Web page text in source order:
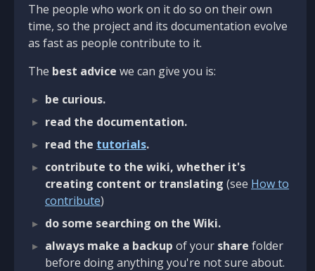
The people who work on it do so on their own
time, so the project and its documentation evolve
as fast as people contribute to it.
The best advice we can give you is:
be curious.
read the documentation.
read the tutorials.
contribute to the wiki, whether it's
creating content or translating (see How to
contribute)
do some searching on the Wiki.
always make a backup of your share folder
before doing anything you're not sure about.